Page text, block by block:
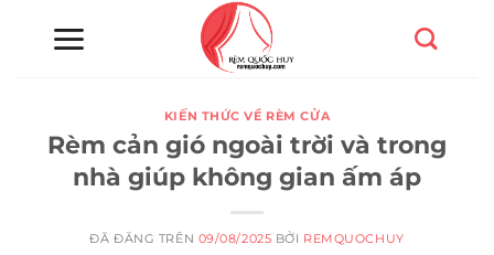
KIẾN THỨC VỀ RÈM CỬA
Rèm cản gió ngoài trời và trong
nhà giúp không gian ấm áp
ĐÃ ĐĂNG TRÊN 09/08/2025 BỞI REMQUOCHUY